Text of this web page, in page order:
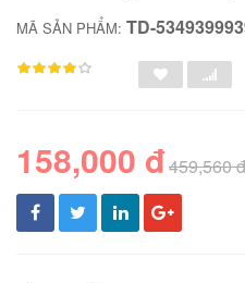
MÃ SẢN PHẨM: TD-
158,000 đ459,560 đ